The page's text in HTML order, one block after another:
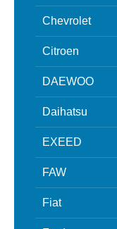
Chevrolet
Citroen
DAEWOO
Daihatsu
EXEED
FAW
Fiat